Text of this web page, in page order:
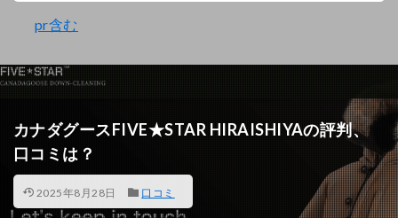
pr含む
カナダグースFIVE★STAR HIRAISHIYAの評判、
口コミは？
2025年8月28日 口コミ